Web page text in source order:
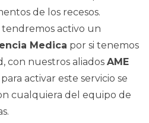
de los recesos.
activo un
Medica por si tenemos
con nuestros aliados AME
para activar este servicio se
cualquiera del equipo de